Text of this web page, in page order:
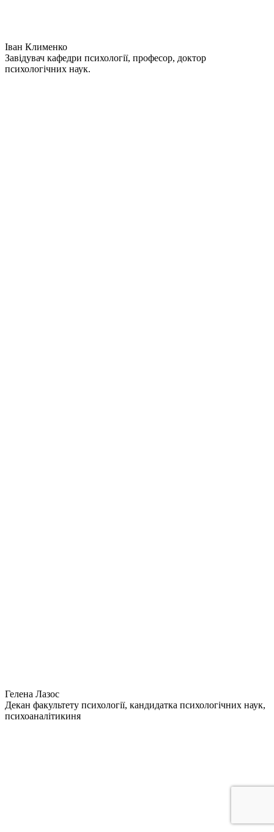
Іван Клименко
Завідувач кафедри психології, професор, доктор
психологічних наук.
Гелена Лазос
Декан факультету психології, кандидатка психологічних наук,
психоаналітикиня